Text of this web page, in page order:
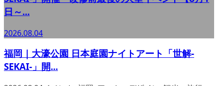
日～...
2026.08.04
福岡｜大濠公園 日本庭園ナイトアート「世解-
SEKAI-」開...